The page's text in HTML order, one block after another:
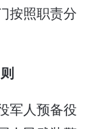
按照职责分
军人预备役